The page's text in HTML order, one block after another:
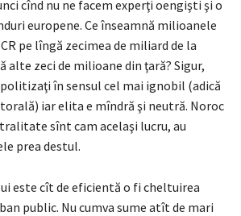
cînd nu ne facem experţi oengişti şi o
europene. Ce înseamnă milioanele
pe lîngă zecimea de miliard de la
alte zeci de milioane din ţară? Sigur,
în sensul cel mai ignobil (adică
iar elita e mîndră şi neutră. Noroc
sînt cam acelaşi lucru, au
prea destul.
este cît de eficientă o fi cheltuirea
public. Nu cumva sume atît de mari